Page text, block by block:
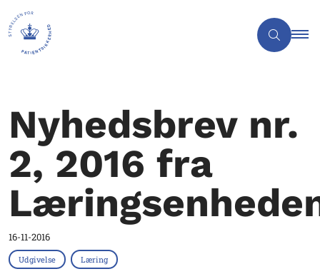
Nyhedsbrev nr.
2, 2016 fra
16-11-2016
Udgivelse Læring